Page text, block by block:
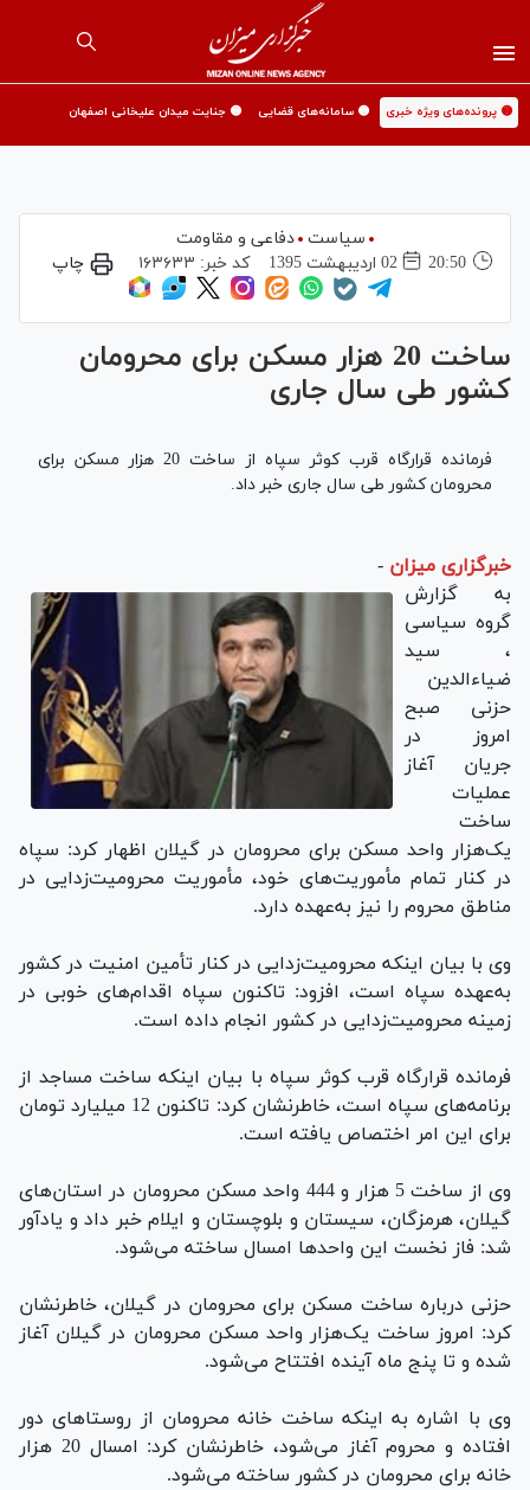
🟡 پرونده‌های ویژه خبری 🟡 سامانه‌های قضایی 🟡 جنایت میدان علیخانی اصفهان
سیاست
دفاعی و مقاومت
20:50
02 ارديبهشت 1395 کد خبر: ۱۶۳۶۳۳ چاپ
ساخت 20 هزار مسکن برای محرومان
کشور طی سال جاری
فرمانده قرارگاه قرب کوثر سپاه از ساخت 20 هزار مسکن برای
محرومان کشور طی سال جاری خبر داد.
خبرگزاری میزان -
به گزارش
گروه سیاسی
، سید
ضیاءالدین
حزنی صبح
امروز در
جریان آغاز
عملیات
ساخت
یک‌هزار واحد مسکن برای محرومان در گیلان اظهار کرد: سپاه
در کنار تمام مأموریت‌های خود، مأموریت محرومیت‌زدایی در
مناطق محروم را نیز به‌عهده دارد.
وی با بیان اینکه محرومیت‌زدایی در کنار تأمین امنیت در کشور
به‌عهده سپاه است، افزود: تاکنون سپاه اقدام‌های خوبی در
زمینه محرومیت‌زدایی در کشور انجام داده است.
فرمانده قرارگاه قرب کوثر سپاه با بیان اینکه ساخت مساجد از
برنامه‌های سپاه است، خاطرنشان کرد: تاکنون 12 میلیارد تومان
برای این امر اختصاص یافته است.
وی از ساخت 5 هزار و 444 واحد مسکن محرومان در استان‌های
گیلان، هرمزگان، سیستان و بلوچستان و ایلام خبر داد و یادآور
شد: فاز نخست این واحدها امسال ساخته می‌شود.
حزنی درباره ساخت مسکن برای محرومان در گیلان، خاطرنشان
کرد: امروز ساخت یک‌هزار واحد مسکن محرومان در گیلان آغاز
شده و تا پنج ماه آینده افتتاح می‌شود.
وی با اشاره به اینکه ساخت خانه محرومان از روستاهای دور
افتاده و محروم آغاز می‌شود، خاطرنشان کرد: امسال 20 هزار
خانه برای محرومان در کشور ساخته می‌شود.